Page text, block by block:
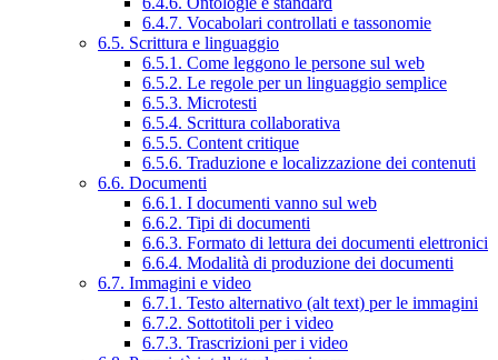
6.4.7. Vocabolari controllati e tassonomie
6.5. Scrittura e linguaggio
6.5.1. Come leggono le persone sul web
6.5.2. Le regole per un linguaggio semplice
6.5.3. Microtesti
6.5.4. Scrittura collaborativa
6.5.5. Content critique
6.5.6. Traduzione e localizzazione dei contenuti
6.6. Documenti
6.6.1. I documenti vanno sul web
6.6.2. Tipi di documenti
6.6.3. Formato di lettura dei documenti elettronici
6.6.4. Modalità di produzione dei documenti
6.7. Immagini e video
6.7.1. Testo alternativo (alt text) per le immagini
6.7.2. Sottotitoli per i video
6.7.3. Trascrizioni per i video